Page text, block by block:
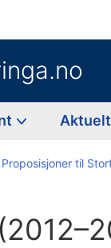
Aktuelt
Proposisjoner til